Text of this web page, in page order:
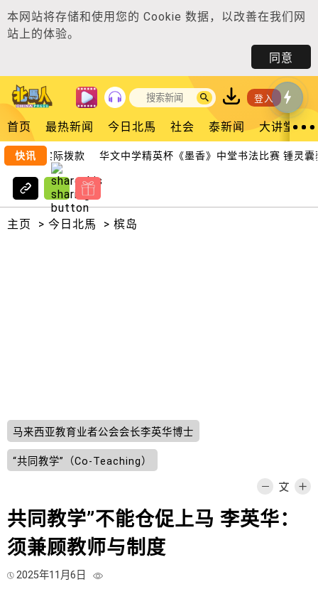
本网站将存储和使用您的 Cookie 数据，以改善在我们网
站上的体验。
同意
登入
首页 最热新闻 今日北馬 社会 泰新闻 大讲堂
快讯
层面实际拨款 华文中学精英杯《墨香》中堂书法比赛 锺灵囊
主页 > 今日北馬 > 槟岛
马来西亚教育业者公会会长李英华博士
“共同教学”（Co-Teaching）
共同教学”不能仓促上马 李英华：
须兼顾教师与制度
2025年11月6日